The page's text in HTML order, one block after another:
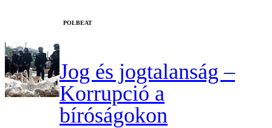
‎POLBEAT
Jog és jogtalanság –
Korrupció a
bíróságokon